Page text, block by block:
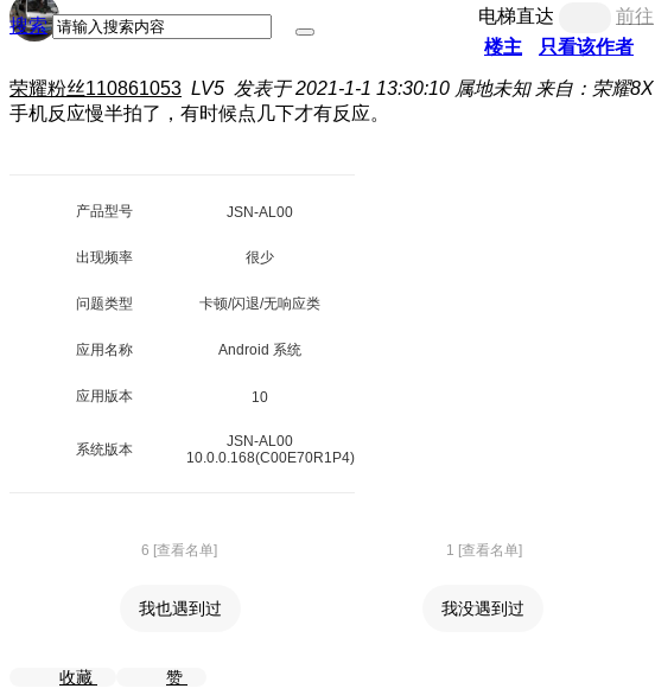
搜索 电梯直达
前往
楼主
只看该作者
荣耀粉丝110861053 LV5 发表于 2021-1-1 13:30:10 属地未知 来自：荣耀8X
手机反应慢半拍了，有时候点几下才有反应。
产品型号 JSN-AL00
出现频率 很少
问题类型 卡顿/闪退/无响应类
应用名称 Android 系统
应用版本 10
系统版本
JSN-AL00
10.0.0.168(C00E70R1P4)
6 [查看名单] 1 [查看名单]
我也遇到过 我没遇到过
收藏 赞